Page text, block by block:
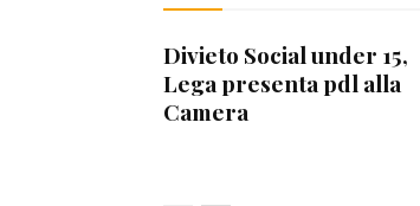
Divieto Social under 15,
Lega presenta pdl alla
Camera